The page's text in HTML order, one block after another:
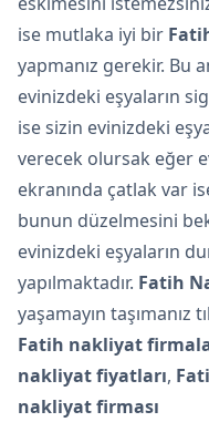
ise mutlaka iyi bir
yapmanız gerekir. Bu
evinizdeki eşyaların
ise sizin evinizdeki
verecek olursak eğer
ekranında çatlak var
bunun düzelmesini
evinizdeki eşyaların
yapılmaktadır. Fatih
yaşamayın taşımanız
Fatih nakliyat
nakliyat fiyatları,
nakliyat firması